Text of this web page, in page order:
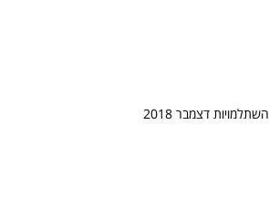
השתלמויות דצמבר 2018